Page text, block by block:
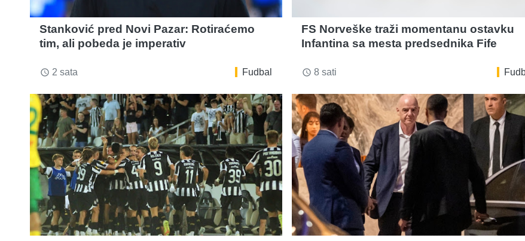
Stanković pred Novi Pazar: Rotiraćemo
tim, ali pobeda je imperativ
access_time 2 sata Fudbal
FS Norveške traži momentanu ostavku
Infantina sa mesta predsednika Fife
access_time 8 sati